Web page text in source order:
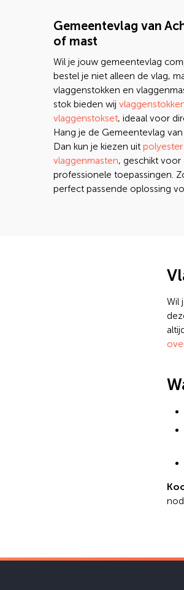
Gemeentevlag van
of mast
Wil je jouw gemeentevlag
bestel je niet alleen de vlag,
vlaggenstokken en
stok bieden wij
vlaggenstokset, ideaal voor
Hang je de Gemeentevlag
Dan kun je kiezen uit
vlaggenmasten, geschikt voor
professionele toepassingen.
perfect passende oplossing
Wil